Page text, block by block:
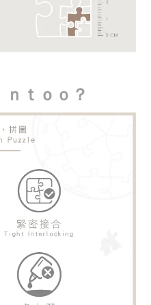
ｔｏｏ？